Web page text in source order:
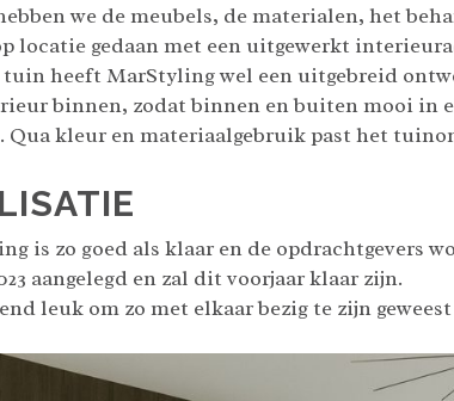
we de meubels, de materialen, het
locatie gedaan met een uitgewerkt
tuin heeft MarStyling wel een uitgebreid
binnen, zodat binnen en buiten mooi in
Qua kleur en materiaalgebruik past het
is zo goed als klaar en de opdrachtgevers
aangelegd en zal dit voorjaar klaar zijn.
leuk om zo met elkaar bezig te zijn